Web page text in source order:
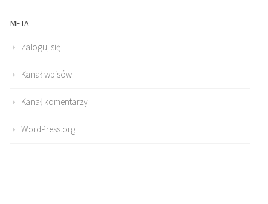
META
Zaloguj się
Kanał wpisów
Kanał komentarzy
WordPress.org